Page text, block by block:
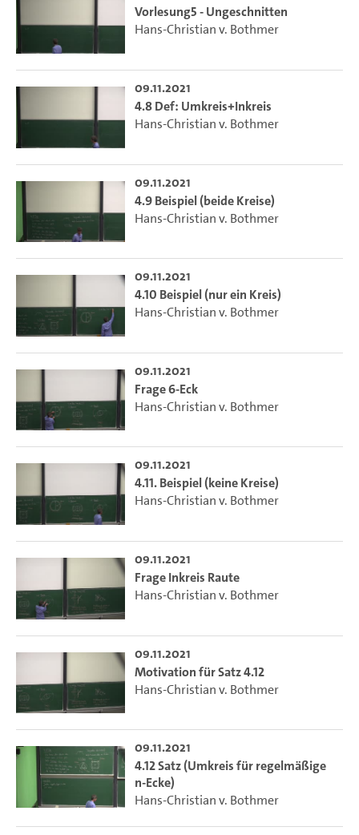
Vorlesung5 - Ungeschnitten
Hans-Christian v. Bothmer
09.11.2021
4.8 Def: Umkreis+Inkreis
Hans-Christian v. Bothmer
09.11.2021
4.9 Beispiel (beide Kreise)
Hans-Christian v. Bothmer
09.11.2021
4.10 Beispiel (nur ein Kreis)
Hans-Christian v. Bothmer
09.11.2021
Frage 6-Eck
Hans-Christian v. Bothmer
09.11.2021
4.11. Beispiel (keine Kreise)
Hans-Christian v. Bothmer
09.11.2021
Frage Inkreis Raute
Hans-Christian v. Bothmer
09.11.2021
Motivation für Satz 4.12
Hans-Christian v. Bothmer
09.11.2021
4.12 Satz (Umkreis für regelmäßige
n-Ecke)
Hans-Christian v. Bothmer